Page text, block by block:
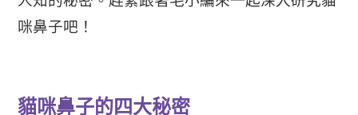
咪鼻子吧！
貓咪鼻子的四大秘密